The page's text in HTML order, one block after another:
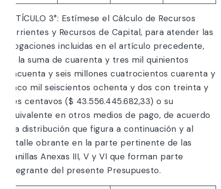
ARTÍCULO 3°: Estímese el Cálculo de Recursos
Corrientes y Recursos de Capital, para atender las
erogaciones incluidas en el artículo precedente,
en la suma de cuarenta y tres mil quinientos
cincuenta y seis millones cuatrocientos cuarenta y
cinco mil seiscientos ochenta y dos con treinta y
tres centavos ($ 43.556.445.682,33) o su
equivalente en otros medios de pago, de acuerdo
a la distribución que figura a continuación y al
detalle obrante en la parte pertinente de las
Planillas Anexas III, V y VI que forman parte
integrante del presente Presupuesto.